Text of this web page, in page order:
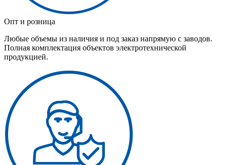
Опт и розница
Любые объемы из наличия и под заказ напрямую с заводов.
Полная комплектация объектов электротехнической
продукцией.